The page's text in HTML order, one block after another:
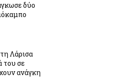
δύο
Λάρισα
του σε
ανάγκη